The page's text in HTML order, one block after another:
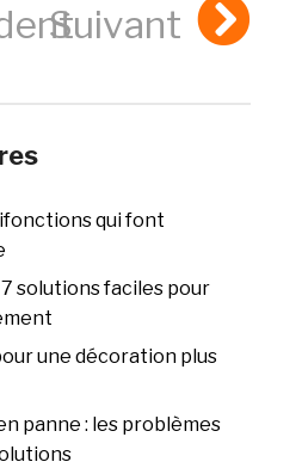
Suivant
qui font
solutions faciles pour
une décoration plus
panne : les problèmes